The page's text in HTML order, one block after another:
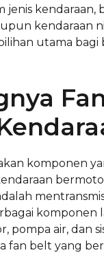
jenis kendaraan,
kendaraan
utama bagi
komponen
komponen
pompa air, dan
fan belt yang